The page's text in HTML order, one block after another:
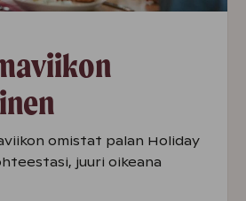
omistat palan Holiday
juuri oikeana